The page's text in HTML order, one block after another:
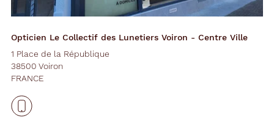
Opticien Le Collectif des Lunetiers Voiron - Centre Ville
1 Place de la République
38500 Voiron
FRANCE